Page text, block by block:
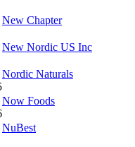
New Chapter
New Nordic US Inc
Nordic Naturals
Now Foods
NuBest